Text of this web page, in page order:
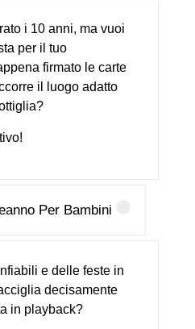
i 10 anni, ma vuoi
per il tuo
firmato le carte
il luogo adatto
Per Bambini
e delle feste in
decisamente
in playback?